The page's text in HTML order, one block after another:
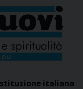
italiana